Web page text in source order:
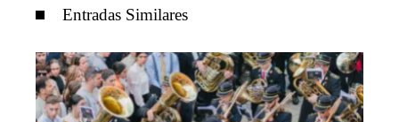
Entradas Similares